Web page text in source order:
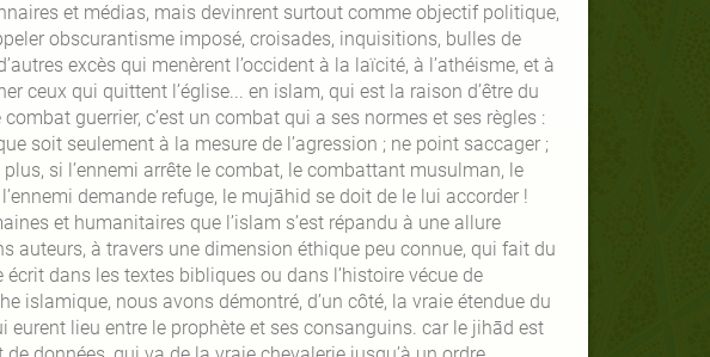
et médias, mais devinrent surtout comme objectif politique,
obscurantisme imposé, croisades, inquisitions, bulles de
excès qui menèrent l’occident à la laïcité, à l’athéisme, et à
ceux qui quittent l’église... en islam, qui est la raison d’être du
guerrier, c’est un combat qui a ses normes et ses règles :
soit seulement à la mesure de l’agression ; ne point saccager ;
si l’ennemi arrête le combat, le combattant musulman, le
demande refuge, le mujāhid se doit de le lui accorder !
et humanitaires que l’islam s’est répandu à une allure
auteurs, à travers une dimension éthique peu connue, qui fait du
dans les textes bibliques ou dans l’histoire vécue de
islamique, nous avons démontré, d’un côté, la vraie étendue du
eurent lieu entre le prophète et ses consanguins. car le jihād est